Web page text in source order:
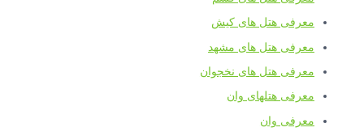
معرفی هتل های کیش
معرفی هتل های مشهد
معرفی هتل های نخجوان
معرفی هتلهای وان
معرفی وان